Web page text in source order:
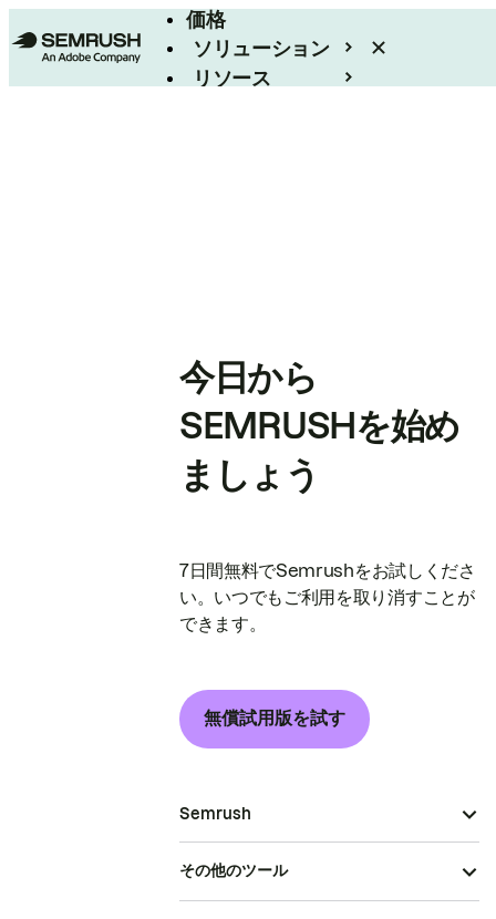
価格
ソリューション
リソース
今日から
SEMRUSHを始め
ましょう
7日間無料でSemrushをお試しくださ
い。いつでもご利用を取り消すことが
できます。
無償試用版を試す
Semrush
その他のツール